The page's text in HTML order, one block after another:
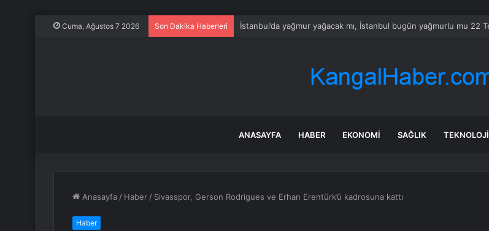
Cuma, Ağustos 7 2026 Son Dakika Haberleri Kurtulmuş’tan ‘Terörsüz Türkiye’ için çerçeve yasa sinyali
ANASAYFA HABER EKONOMI SAĞLIK TEKNOLOJI
Anasayfa / Haber / Sivasspor, Gerson Rodrigues ve Erhan Erentürk’ü kadrosuna kattı
Haber